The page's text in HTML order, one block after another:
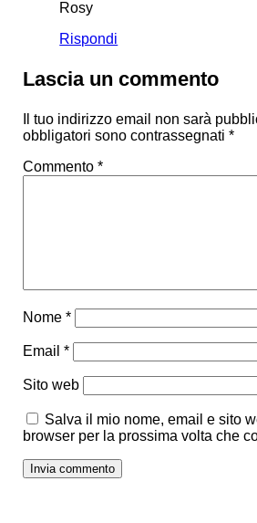
Rosy
Rispondi
Lascia un commento
Il tuo indirizzo email non sarà
obbligatori sono contrassegnati*
Commento*
Nome*
Email*
Sito web
Salva il mio nome, email e sito
browser per la prossima volta che